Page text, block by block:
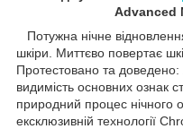
Advanced
Потужна нічне
шкіри. Миттєво повертає
Протестовано та
видимість основних ознак
природний процес нічного
ексклюзивній технології